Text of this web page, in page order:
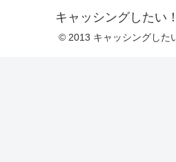
キャッシングしたい
© 2013 キャッシングした